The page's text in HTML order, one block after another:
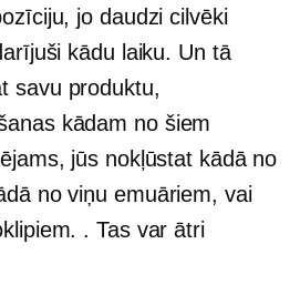
jo daudzi cilvēki
kādu laiku. Un tā
savu produktu,
kādam no šiem
jūs nokļūstat kādā no
no viņu emuāriem, vai
. Tas var ātri